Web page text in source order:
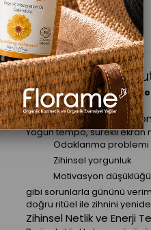
Ürün Özellikleri
Aromaterapi ile
"Gününü yönet, zihnini
artır"
Zihnin Yorgun, Günün
Yoğun tempo, sürekli ekran
Odaklanma problemi
Zihinsel yorgunluk
Motivasyon düşüklüğü
gibi sorunlarla gününü
doğru ritüel ile zihnini
Zihinsel Netlik ve Enerji